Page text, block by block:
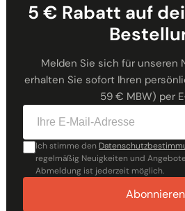
5 € Rabatt auf
Melden Sie sich für unseren
erhalten Sie sofort Ihren
59 € MBW) per
Ich stimme den
regelmäßig Neuigkeiten und
Abmeldung ist jederzeit möglich.
Abonnieren